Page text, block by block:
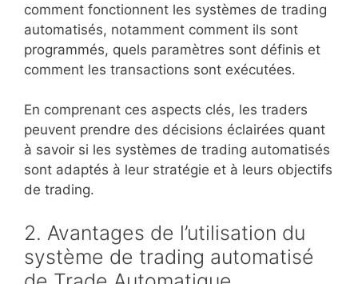
comment fonctionnent les systèmes de trading
automatisés, notamment comment ils sont
programmés, quels paramètres sont définis et
comment les transactions sont exécutées.
En comprenant ces aspects clés, les traders
peuvent prendre des décisions éclairées quant
à savoir si les systèmes de trading automatisés
sont adaptés à leur stratégie et à leurs objectifs
de trading.
2. Avantages de l’utilisation du
système de trading automatisé